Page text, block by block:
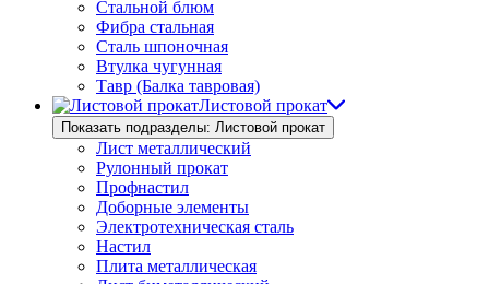
Стальной блюм
Фибра стальная
Сталь шпоночная
Втулка чугунная
Тавр (Балка тавровая)
Листовой прокат
Показать подразделы: Листовой прокат
Лист металлический
Рулонный прокат
Профнастил
Доборные элементы
Электротехническая сталь
Настил
Плита металлическая